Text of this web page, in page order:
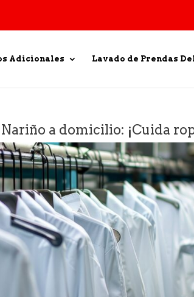
Adicionales Lavado de Prendas
a domicilio: ¡Cuida